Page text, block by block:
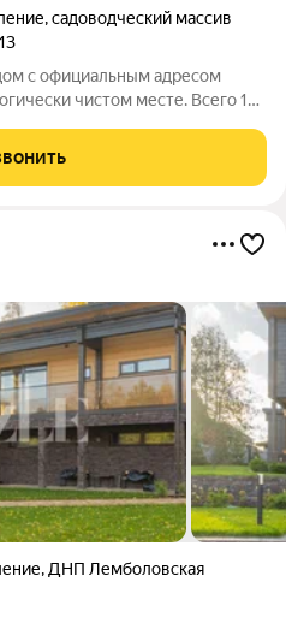
,садоводческий массив
с официальным адресом
чистом месте. Всего 10
Про дом (62 кв.м):
, ДНП Лемболовская